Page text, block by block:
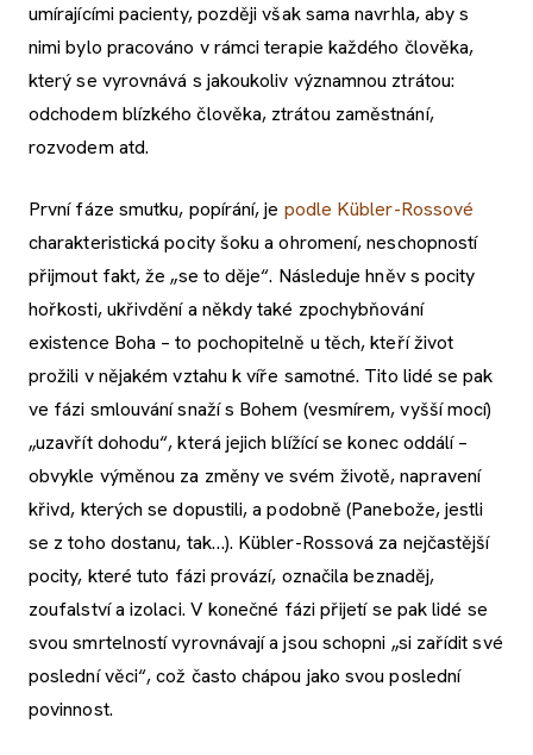
umírajícími pacienty, později však sama navrhla, aby s
nimi bylo pracováno v rámci terapie každého člověka,
který se vyrovnává s jakoukoliv významnou ztrátou:
odchodem blízkého člověka, ztrátou zaměstnání,
rozvodem atd.
První fáze smutku, popírání, je podle Kübler-Rossové
charakteristická pocity šoku a ohromení, neschopností
přijmout fakt, že „se to děje“. Následuje hněv s pocity
hořkosti, ukřivdění a někdy také zpochybňování
existence Boha – to pochopitelně u těch, kteří život
prožili v nějakém vztahu k víře samotné. Tito lidé se pak
ve fázi smlouvání snaží s Bohem (vesmírem, vyšší mocí)
„uzavřít dohodu“, která jejich blížící se konec oddálí –
obvykle výměnou za změny ve svém životě, napravení
křivd, kterých se dopustili, a podobně (Panebože, jestli
se z toho dostanu, tak…). Kübler-Rossová za nejčastější
pocity, které tuto fázi provází, označila beznaděj,
zoufalství a izolaci. V konečné fázi přijetí se pak lidé se
svou smrtelností vyrovnávají a jsou schopni „si zařídit své
poslední věci“, což často chápou jako svou poslední
povinnost.